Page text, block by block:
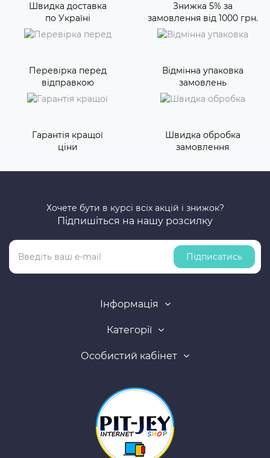
Швидка доставка
по Україні
Знижка 5% за
замовлення від 1000 грн.
Перевірка перед
відправкою
Відмінна упаковка
замовлень
Гарантія кращої
ціни
Швидка обробка
замовлення
Хочете бути в курсі всіх акцій і знижок?
Підпишіться на нашу розсилку
Підписатись
Інформація
Категорії
Особистий кабінет